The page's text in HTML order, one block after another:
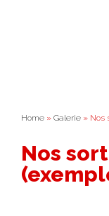
Home » Galerie » Nos
Nos